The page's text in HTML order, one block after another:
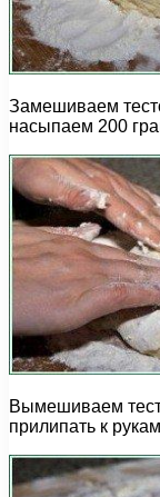
Замешиваем
насыпаем 200
Вымешиваем
прилипать к